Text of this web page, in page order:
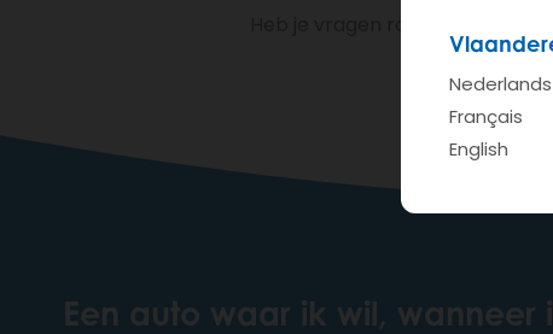
Nederlands
Français
English
Een auto waar ik wil, wanneer